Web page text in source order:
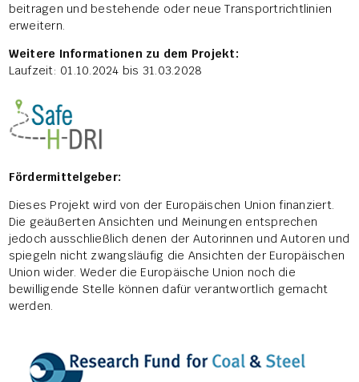
beitragen und bestehende oder neue Transportrichtlinien
erweitern.
Weitere Informationen zu dem Projekt:
Laufzeit: 01.10.2024 bis 31.03.2028
Fördermittelgeber:
Dieses Projekt wird von der Europäischen Union finanziert.
Die geäußerten Ansichten und Meinungen entsprechen
jedoch ausschließlich denen der Autorinnen und Autoren und
spiegeln nicht zwangsläufig die Ansichten der Europäischen
Union wider. Weder die Europäische Union noch die
bewilligende Stelle können dafür verantwortlich gemacht
werden.